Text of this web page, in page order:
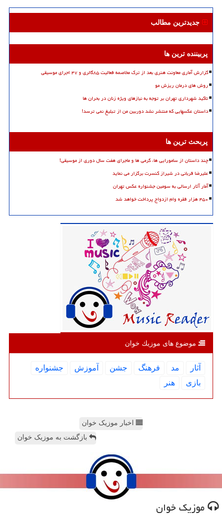
جدیدترین مطالب
پربیننده ترین ها
گزارش آماری معاونت هنری بعد از ترک مخاصمه فعالیت ۸۵گالری و ۴۷ اجرای موسیقی
روش های درمان ریزش مو
تاکید شهرداری تهران بر توجه به نیازهای ویژه زنان در بحران ها
داستان عکسهایی که منتشر نشد دوربین من از تبلیغ نمی ترسد!
پربحث ترین ها
چند داستان از سامورایی ها، گرمی ها و ماجرای هفت سال دوری از موسیقی!
علیرضا قربانی در شیراز کنسرت برگزار می نماید
آمار آثار ارسالی به سومین جشنواره عکس تهران
۴۵۰ هزار فقره وام ازدواج پرداخت خواهد شد
موضوع های موزیك خوان
آثار مد فرهنگ جشن آموزش
جشنواره
بازی
هنر
اخبار موزیک خوان
بازگشت به موزیک خوان
موزیك خوان